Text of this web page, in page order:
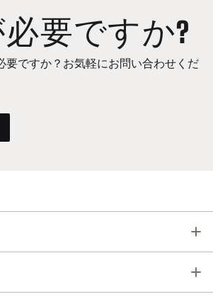
要ですか?
要ですか？お気軽にお問い合わせくだ